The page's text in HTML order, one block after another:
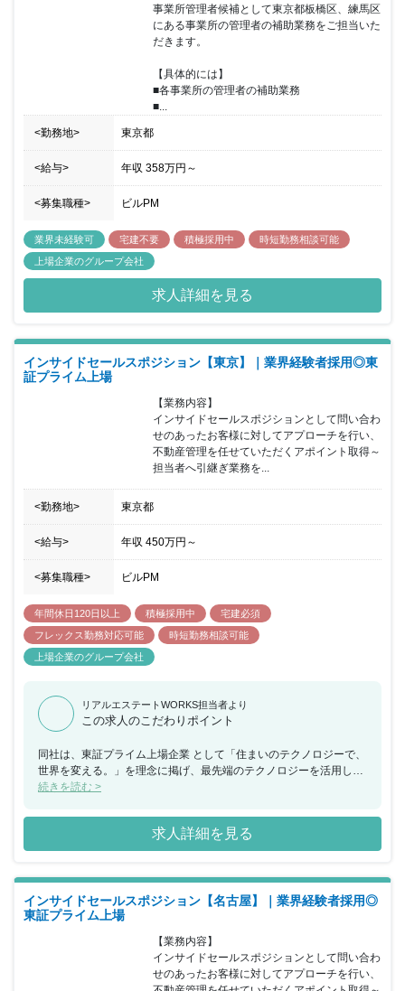
事業所管理者候補として東京都板橋区、練馬区
にある事業所の管理者の補助業務をご担当いた
だきます。
【具体的には】
■各事業所の管理者の補助業務
■...
<勤務地> 東京都
<給与> 年収 358万円 ～
<募集職種> ビルPM
業界未経験可 宅建不要 積極採用中
時短勤務相談可能
上場企業のグループ会社
求人詳細を見る
インサイドセールスポジション【東京】｜業界経験者採用◎東
証プライム上場
【業務内容】
インサイドセールスポジションとして問い合わ
せのあったお客様に対してアプローチを行い、
不動産管理を任せていただくアポイント取得～
担当者へ引継ぎ業務を...
<勤務地> 東京都
<給与> 年収 450万円 ～
<募集職種> ビルPM
年間休日120日以上 積極採用中
宅建必須
フレックス勤務対応可能
時短勤務相談可能
上場企業のグループ会社
リアルエステートWORKS担当者より
この求人のこだわりポイント
同社は、東証プライム上場企業 として「住まいのテクノロジーで、
世界を変える。」を理念に掲げ、最先端のテクノロジーを活用し、
暮らしに新たな可能性や価値を与えるべく、IoT賃貸経営プラット
開しています。 今回、東京オフィスにてインサイドセールスポジシ
ョンとして問い合わせのあったお客様に対してアプローチを行い、
不動産管理を任せていただくアポイント取得～担当者へ引継ぎ業務
のあったお客様へアプローチしますので基本反響営業となり、平均
架電数は1日100～200件です。 本業と並行して複数のマンションを
保有しているお客様が多く、家賃回収や清掃などの悩み等を解消で
証プライム上場企業であることや入居・退去・募集などの不動産管
理を効率的に行なえるアプリの提供を強みに1日1アポイントが目標
に行動していただきます。 アポイント取得後は、クロージング担当
続きを読む >
求人詳細を見る
インサイドセールスポジション【名古屋】｜業界経験者採用◎
東証プライム上場
【業務内容】
インサイドセールスポジションとして問い合わ
せのあったお客様に対してアプローチを行い、